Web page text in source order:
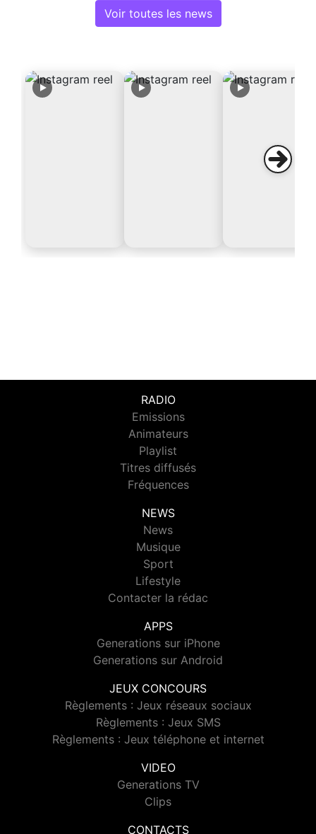
Voir toutes les news
RADIO
Emissions
Animateurs
Playlist
Titres diffusés
Fréquences
NEWS
News
Musique
Sport
Lifestyle
Contacter la rédac
APPS
Generations sur iPhone
Generations sur Android
JEUX CONCOURS
Règlements : Jeux réseaux sociaux
Règlements : Jeux SMS
Règlements : Jeux téléphone et internet
VIDEO
Generations TV
Clips
CONTACTS